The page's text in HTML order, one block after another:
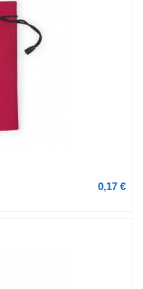
0,17 €